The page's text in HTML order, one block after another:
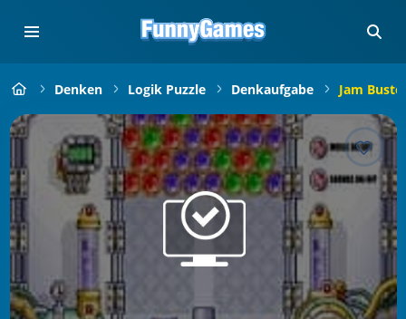
Denken Logik Puzzle Denkaufgabe Jam